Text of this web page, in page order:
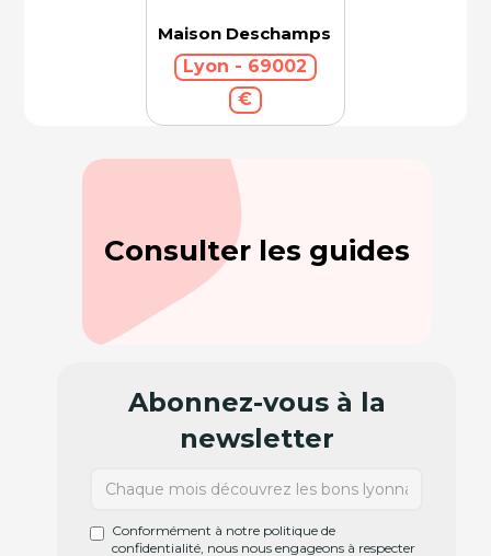
Maison Deschamps
Lyon - 69002
€
Consulter les guides
Abonnez-vous à la
newsletter
Conformément à notre politique de
confidentialité, nous nous engageons à respecter